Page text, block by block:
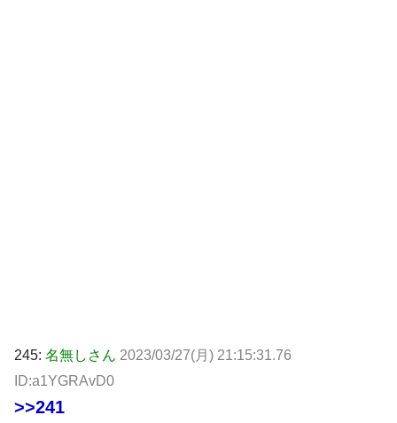
245: 名無しさん 2023/03/27(月) 21:15:31.76
ID:a1YGRAvD0
>>241